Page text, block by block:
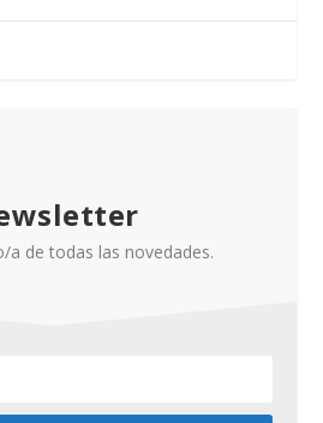
a de todas las novedades.